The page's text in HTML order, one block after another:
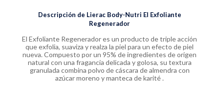
Descripción de Lierac Body-Nutri El Exfoliante
Regenerador
El Exfoliante Regenerador es un producto de triple acción
que exfolia, suaviza y realza la piel para un efecto de piel
nueva. Compuesto por un 95% de ingredientes de origen
natural con una fragancia delicada y golosa, su textura
granulada combina polvo de cáscara de almendra con
azúcar moreno y manteca de karité .